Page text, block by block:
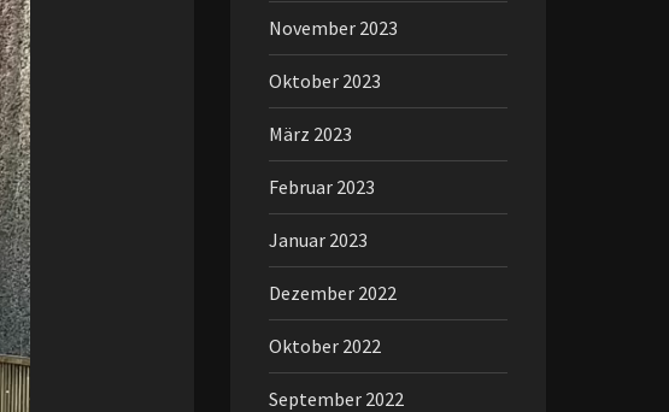
November 2023
Oktober 2023
März 2023
Februar 2023
Januar 2023
Dezember 2022
Oktober 2022
September 2022